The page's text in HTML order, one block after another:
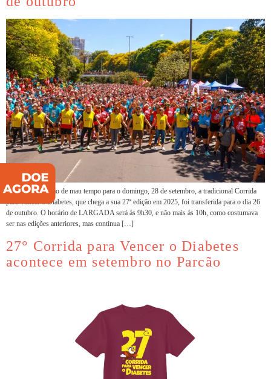
Diante da previsão de mau tempo para o domingo, 28 de setembro, a tradicional Corrida
para Vencer o Diabetes, que chega a sua 27ª edição em 2025, foi transferida para o dia 26
de outubro. O horário de LARGADA será às 9h30, e não mais às 10h, como costumava
ser nas edições anteriores, mas continua […]
27° Corrida para Vencer o Diabetes
acontece em setembro no Parcão